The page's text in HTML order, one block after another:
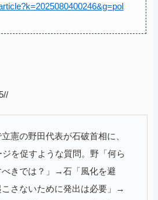
憲の野田代表が石破首相に、
を促すような質問。野「何ら
きでは？」→石「風化を避
さないために発出は必要」→